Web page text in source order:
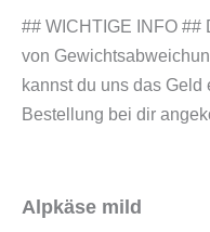
## WICHTIGE INFO ##
von
kannst du uns das
Bestellung bei dir
Alpkäse mild